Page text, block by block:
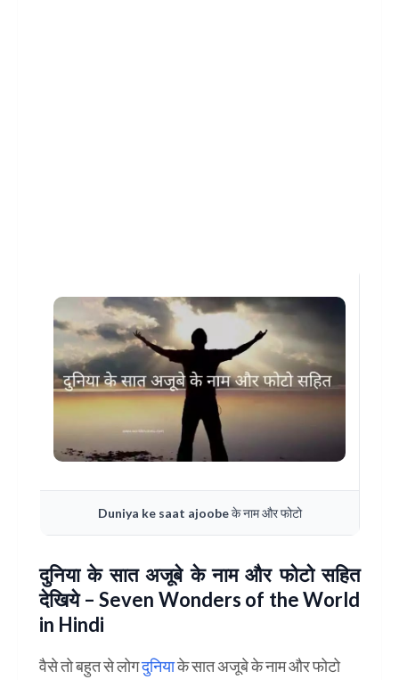
Duniya ke saat ajoobe के नाम और फोटो
दुनिया के सात अजूबे के नाम और फोटो सहित
देखिये – Seven Wonders of the World
in Hindi
वैसे तो बहुत से लोगदुनियाके सात अजूबे के नाम और फोटो